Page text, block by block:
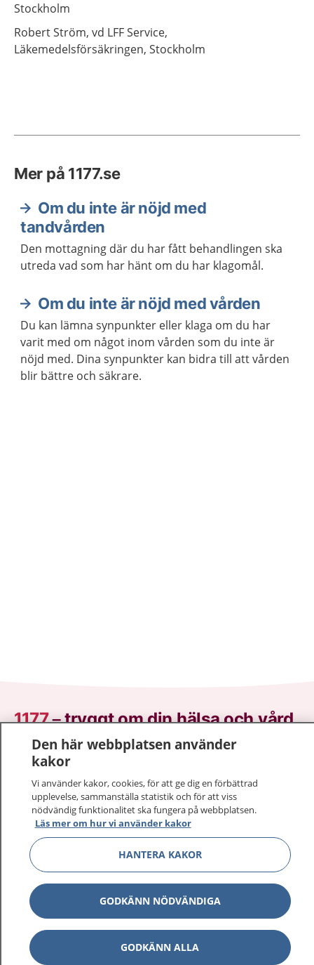
Stockholm
RobertStröm, vd LFF Service,
Läkemedelsförsäkringen, Stockholm
Mer på 1177.se
Om du inte är nöjd med
tandvården
Den mottagning där du har fått behandlingen ska
utreda vad som har hänt om du har klagomål.
Om du inte är nöjd med vården
Du kan lämna synpunkter eller klaga om du har
varit med om något inom vården som du inte är
nöjd med. Dina synpunkter kan bidra till att vården
blir bättre och säkrare.
1177–tryggt om din hälsa och vård
På 1177.se får du råd om hälsa och information om
sjukdomar och vilka mottagningar du kan kontakta.
Logga in för att läsa din journal och göra dina
vårdärenden. Ring telefonnummer 1177 för
sjukvårdsrådgivning dygnet runt.
1177 ger dig råd när du vill må bättre.
1177 på flera språk
Den här webbplatsen använder
kakor
Vi använder kakor, cookies, för att ge dig en förbättrad
upplevelse, sammanställa statistik och för att viss
nödvändig funktionalitet ska fungera på webbplatsen.
Läs mer om hur vi använder kakor
HANTERA KAKOR
GODKÄNN NÖDVÄNDIGA
GODKÄNN ALLA